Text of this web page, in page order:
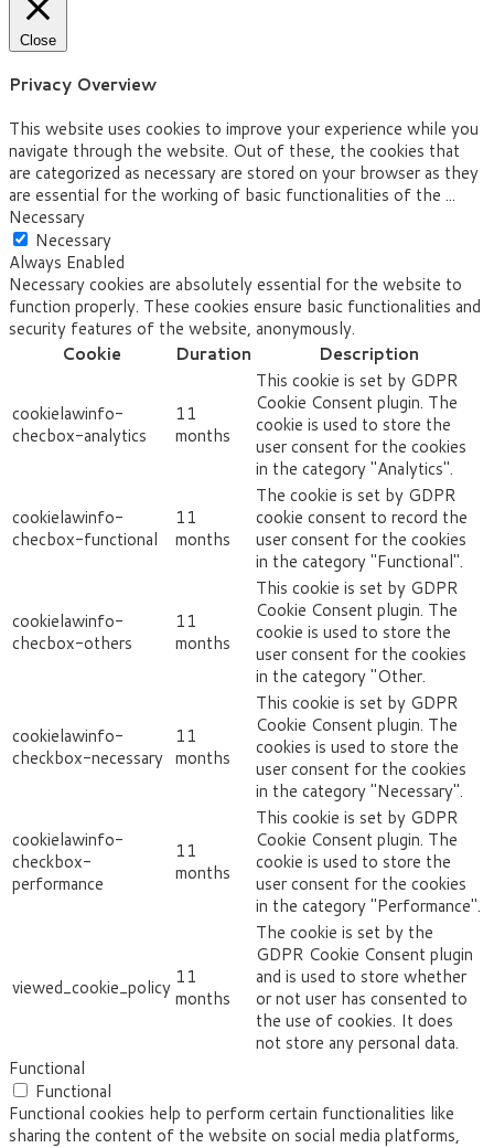
Close
Privacy Overview
This website uses cookies to improve your experience while you
navigate through the website. Out of these, the cookies that
are categorized as necessary are stored on your browser as they
are essential for the working of basic functionalities of the ...
Necessary
Necessary
Always Enabled
Necessary cookies are absolutely essential for the website to
function properly. These cookies ensure basic functionalities and
security features of the website, anonymously.
Cookie
Duration Description
cookielawinfo-
checbox-analytics
11
months
This cookie is set by GDPR
Cookie Consent plugin. The
cookie is used to store the
user consent for the cookies
in the category "Analytics".
cookielawinfo-
checbox-functional
11
months
The cookie is set by GDPR
cookie consent to record the
user consent for the cookies
in the category "Functional".
cookielawinfo-
checbox-others
11
months
This cookie is set by GDPR
Cookie Consent plugin. The
cookie is used to store the
user consent for the cookies
in the category "Other.
cookielawinfo-
checkbox-necessary
11
months
This cookie is set by GDPR
Cookie Consent plugin. The
cookies is used to store the
user consent for the cookies
in the category "Necessary".
cookielawinfo-
checkbox-
performance
11
months
This cookie is set by GDPR
Cookie Consent plugin. The
cookie is used to store the
user consent for the cookies
in the category "Performance".
viewed_cookie_policy 11
months
The cookie is set by the
GDPR Cookie Consent plugin
and is used to store whether
or not user has consented to
the use of cookies. It does
not store any personal data.
Functional
Functional
Functional cookies help to perform certain functionalities like
sharing the content of the website on social media platforms,